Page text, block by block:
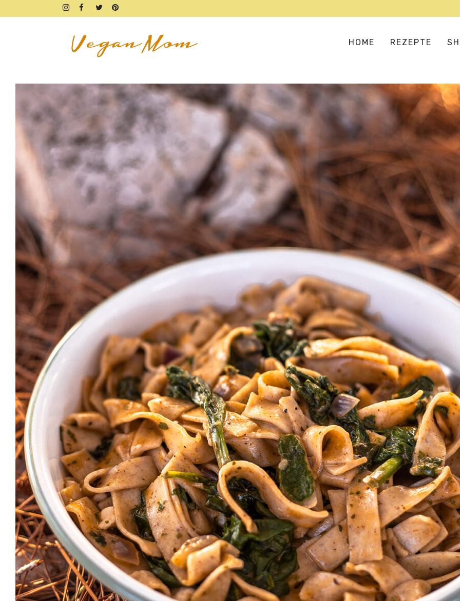
HOME REZEPTE
FRÜHSTÜCK
BROTZEIT
DIPS & AUFSTRICHE
FINGERFOOD & SNACKS
DRINKS, SHAKES & SMOOTHIE
SÜSSES
KUCHEN, TARTES & TORTEN
GRILLEN & PICKNICK
BEILAGEN
VANLIFE & REZEPTE
SUPPEN & EINTÖPFE
SALATE & BOWLS
BULGUR, COUSCOUS & CO
FLEISCH- UND FISCHERSATZ
GEMÜSELIEBE
VERSTECKTES GEMÜSE
PIZZA, PASTA & REIS